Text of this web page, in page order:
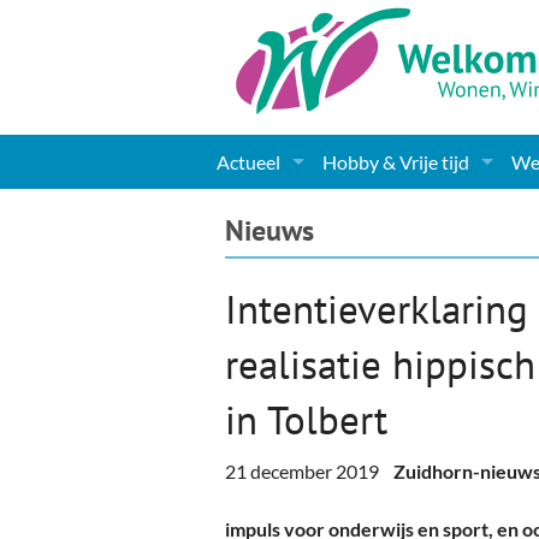
Actueel
Nieuws
Gemeente informatie
Dorpen
Woningaanbod
Columns & Redactioneel
Foto-pagina
Hobby & Vrije tijd
Kunst
Muziek
Toerisme & Musea
Nieuws
Intentieverklaring
realisatie
in Tolbert
21 december 2019 Zuidhorn-
impuls voor onderwijs en sport, en